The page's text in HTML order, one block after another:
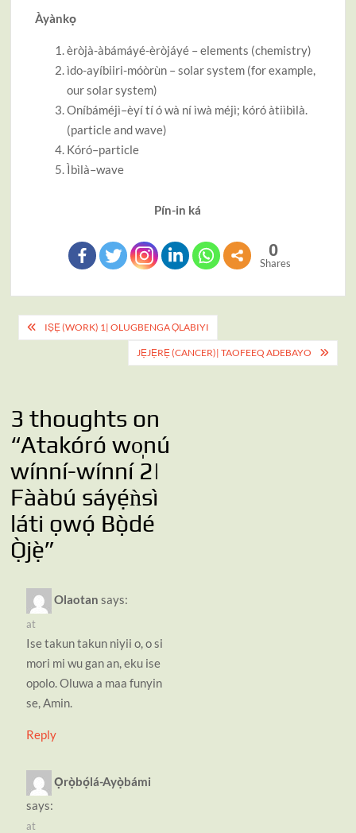
Àyànkọ
èròjà-àbámáyé-èròjáyé – elements (chemistry)
ìdo-ayíbiiri-móòrùn – solar system (for example,
our solar system)
Oníbáméjì–èyí tí ó wà ní ìwà méjì; kóró àtiìbìlà.
(particle and wave)
Kóró–particle
Ìbìlà–wave
Pín-in ká
0
Shares
PostIṢẸ́ (WORK) 1| OLUGBENGA ỌLABIYI
JẸJẸRẸ (CANCER)| TAOFEEQ ADEBAYO
3 thoughts on
“Atakóró wo̩nú
wínní-wínní 2|
Fààbú sáyẹ́ǹsì
láti ọwọ́ Bọ̀dé
Ọ̀jẹ̀”
Olaotan says:
at
Ise takun takun niyii o, o si
mori mi wu gan an, eku ise
opolo. Oluwa a maa funyin
se, Amin.
Reply
Ọrọ̀bọ́lá-Ayọ̀bámi
says:
at